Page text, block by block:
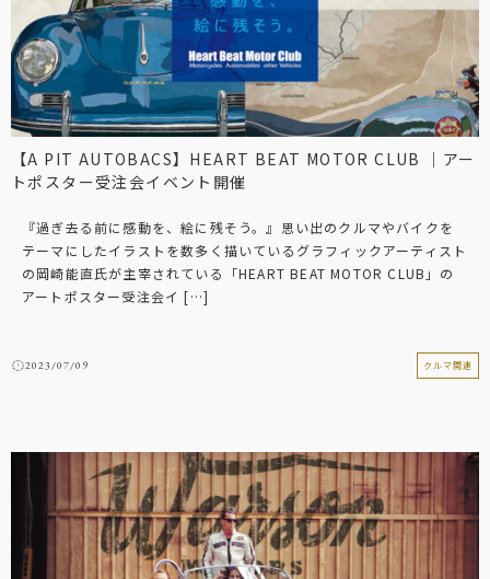
【A PIT AUTOBACS】HEART BEAT MOTOR CLUB ｜アー
トポスター受注会イベント開催
『過ぎ去る前に感動を、絵に残そう。』思い出のクルマやバイクを
テーマにしたイラストを数多く描いているグラフィックアーティスト
の岡崎能直氏が主宰されている「HEART BEAT MOTOR CLUB」の
アートポスター受注会イ […]
2023/07/09 クルマ関連